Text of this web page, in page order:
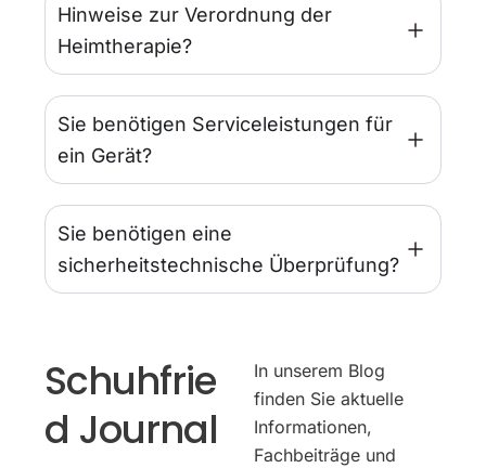
Hinweise zur Verordnung der
Heimtherapie?
Sie benötigen Serviceleistungen für
ein Gerät?
Sie benötigen eine
sicherheitstechnische Überprüfung?
Schuhfrie
d Journal
In unserem Blog
finden Sie aktuelle
Informationen,
Fachbeiträge und